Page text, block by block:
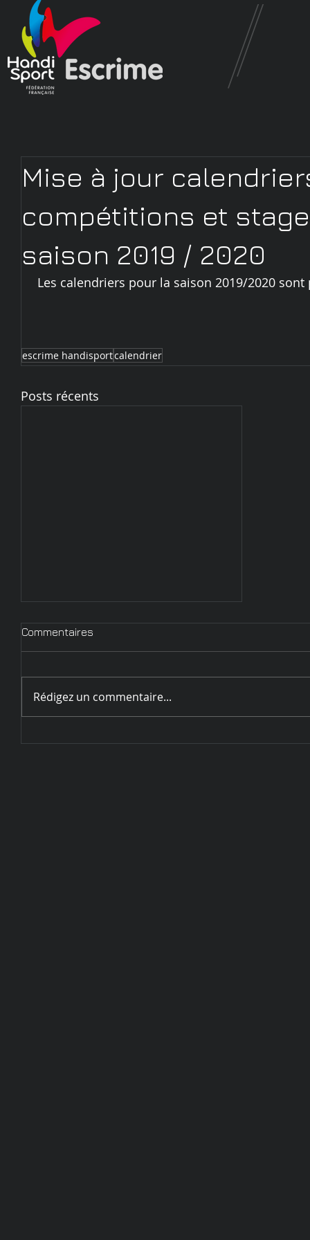
Mise à jour
compétitions et
saison 2019 / 2020
Les calendriers pour la saison 2019/2020
escrime handisportcalendrier
Posts récents
Circulaire d'inscription
Commentaires
Rédigez un commentaire...